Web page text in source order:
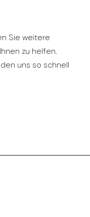
Sie weitere
zu helfen.
uns so schnell